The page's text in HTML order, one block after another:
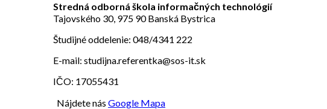
Stredná odborná škola informačných technológií
Tajovského 30, 975 90 Banská Bystrica
Študijné oddelenie: 048/4341 222
E-mail: studijna.referentka@sos-it.sk
IČO: 17055431
Nájdete nás Google Mapa